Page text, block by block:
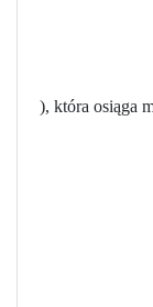
), która osiąga